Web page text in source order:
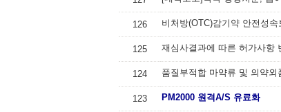
126 비처방(OTC)감기약 안전성속
125
124 품질부적합 마약류 및 의약
123 PM2000 원격A/S 유료화